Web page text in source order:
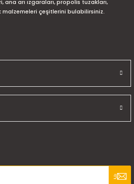
ana arı ızgaraları, propolis tuzakları,
malzemeleri çeşitlerini bulabilirsiniz.